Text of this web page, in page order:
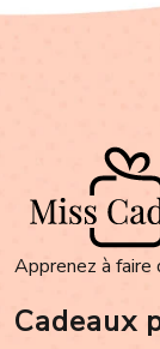
Apprenez à faire
Cadeaux